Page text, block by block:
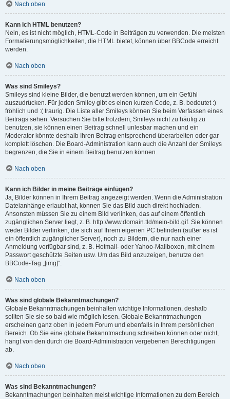
Nach oben
Kann ich HTML benutzen?
Nein, es ist nicht möglich, HTML-Code in Beiträgen zu verwenden. Die meisten
Formatierungsmöglichkeiten, die HTML bietet, können über BBCode erreicht
werden.
Nach oben
Was sind Smileys?
Smileys sind kleine Bilder, die benutzt werden können, um ein Gefühl
auszudrücken. Für jeden Smiley gibt es einen kurzen Code, z. B. bedeutet :)
fröhlich und :( traurig. Die Liste aller Smileys können Sie beim Verfassen eines
Beitrags sehen. Versuchen Sie bitte trotzdem, Smileys nicht zu häufig zu
benutzen, sie können einen Beitrag schnell unlesbar machen und ein
Moderator könnte deshalb Ihren Beitrag entsprechend überarbeiten oder gar
komplett löschen. Die Board-Administration kann auch die Anzahl der Smileys
begrenzen, die Sie in einem Beitrag benutzen können.
Nach oben
Kann ich Bilder in meine Beiträge einfügen?
Ja, Bilder können in Ihrem Beitrag angezeigt werden. Wenn die Administration
Dateianhänge erlaubt hat, können Sie das Bild auch direkt hochladen.
Ansonsten müssen Sie zu einem Bild verlinken, das auf einem öffentlich
zugänglichen Server liegt, z. B. http://www.domain.tld/mein-bild.gif. Sie können
weder Bilder verlinken, die sich auf Ihrem eigenen PC befinden (außer es ist
ein öffentlich zugänglicher Server), noch zu Bildern, die nur nach einer
Anmeldung verfügbar sind, z. B. Hotmail- oder Yahoo-Mailboxen, mit einem
Passwort geschützte Seiten usw. Um das Bild anzuzeigen, benutze den
BBCode-Tag „[img]“.
Nach oben
Was sind globale Bekanntmachungen?
Globale Bekanntmachungen beinhalten wichtige Informationen, deshalb
sollten Sie sie so bald wie möglich lesen. Globale Bekanntmachungen
erscheinen ganz oben in jedem Forum und ebenfalls in Ihrem persönlichen
Bereich. Ob Sie eine globale Bekanntmachung schreiben können oder nicht,
hängt von den durch die Board-Administration vergebenen Berechtigungen
ab.
Nach oben
Was sind Bekanntmachungen?
Bekanntmachungen beinhalten meist wichtige Informationen zu dem Bereich